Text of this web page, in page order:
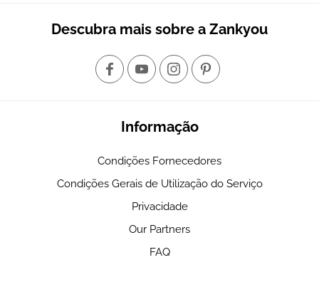
Descubra mais sobre a Zankyou
Informação
Condições Fornecedores
Condições Gerais de Utilização do Serviço
Privacidade
Our Partners
FAQ